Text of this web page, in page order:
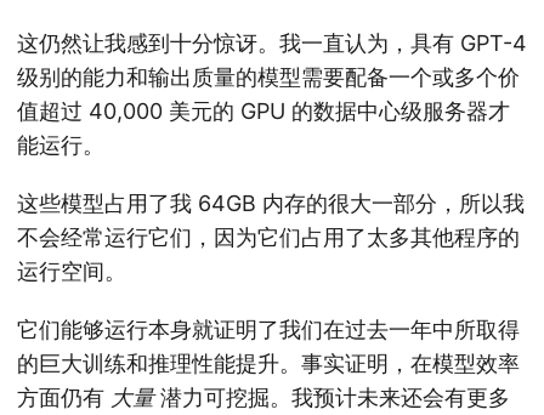
这仍然让我感到十分惊讶。我一直认为，具有 GPT-4
级别的能力和输出质量的模型需要配备一个或多个价
值超过 40,000 美元的 GPU 的数据中心级服务器才
能运行。
这些模型占用了我 64GB 内存的很大一部分，所以我
不会经常运行它们，因为它们占用了太多其他程序的
运行空间。
它们能够运行本身就证明了我们在过去一年中所取得
的巨大训练和推理性能提升。事实证明，在模型效率
方面仍有 大量潜力可挖掘。我预计未来还会有更多